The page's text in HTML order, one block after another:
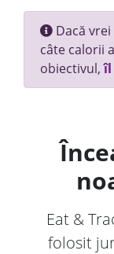
Dacă
câte calorii
obiectivul,îl
Eat &
folosit